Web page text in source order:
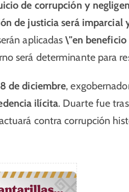
de corrupción y
de justicia será imparcial
aplicadas\"en beneficio
será determinante para
de diciembre,
ilícita. Duarte fue
contra corrupción